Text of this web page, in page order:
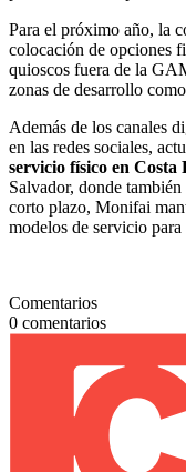
Para el próximo año, la
colocación de opciones
quioscos fuera de la
zonas de desarrollo
Además de los canales
en las redes sociales,
servicio físico en Costa
Salvador, donde
corto plazo, Monifai
modelos de servicio
Comentarios
0 comentarios